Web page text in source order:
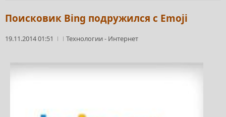
Поисковик Bing подружился с Emoji
19.11.2014 01:51 Технологии- Интернет